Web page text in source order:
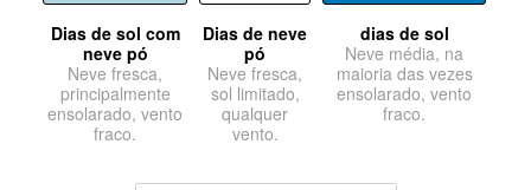
Dias de sol com
neve pó
Neve fresca,
principalmente
ensolarado, vento
fraco.
Dias de neve
pó
Neve fresca,
sol limitado,
qualquer
vento.
dias de sol
Neve média, na
maioria das vezes
ensolarado, vento
fraco.